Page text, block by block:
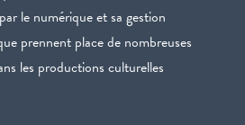
le numérique et sa gestion
prennent place de nombreuses
les productions culturelles